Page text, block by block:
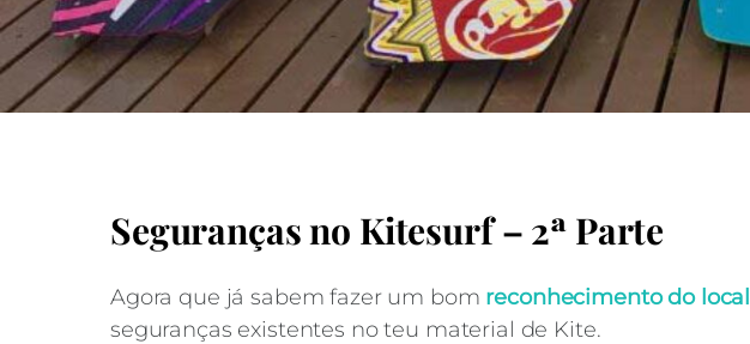
Seguranças no Kitesurf – 2ª Parte
Agora que já sabem fazer um bom reconhecimento do local
seguranças existentes no teu material de Kite.